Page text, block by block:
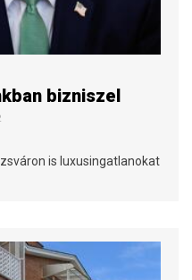
bizniszel
is luxusingatlanokat